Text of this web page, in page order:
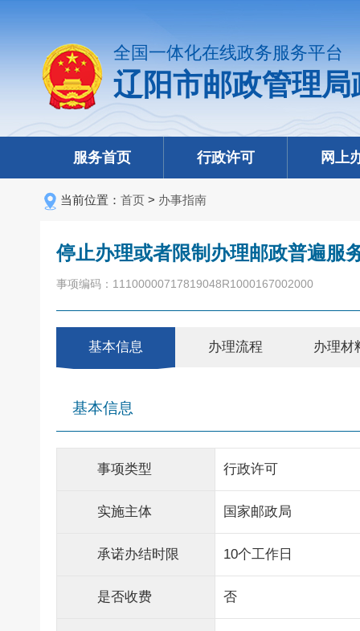
全国一体化在线政务服务平台
辽阳市邮政管理
服务首页 行政许可 网上
当前位置： 首页 > 办事指南
停止办理或者限制办理邮政普遍服
事项编码：11100000717819048R1000167002000
基本信息 办理流程 办理材
基本信息
事项类型 行政许可
实施主体 国家邮政局
承诺办结时限 10个工作日
是否收费 否